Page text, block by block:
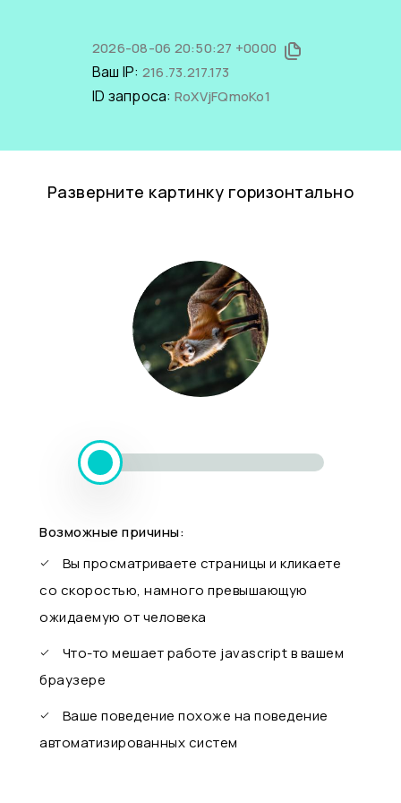
2026-08-06 20:50:27 +0000
Ваш IP: 216.73.217.173
ID запроса: RoXVjFQmoKo1
Разверните картинку горизонтально
Возможные причины:
Вы просматриваете страницы и кликаете
со скоростью, намного превышающую
ожидаемую от человека
Что-то мешает работе javascript в вашем
браузере
Ваше поведение похоже на поведение
автоматизированных систем